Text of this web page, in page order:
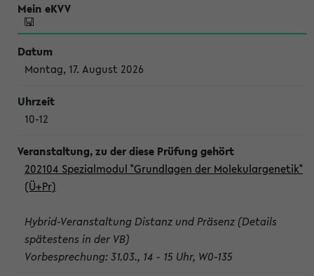
Montag, 17. August 2026
10-12
202104 Spezialmodul "Grundlagen der Molekulargenetik"
(Ü+Pr)
Hybrid-Veranstaltung Distanz und Präsenz (Details
spätestens in der VB)
Vorbesprechung: 31.03., 14 - 15 Uhr, W0-135